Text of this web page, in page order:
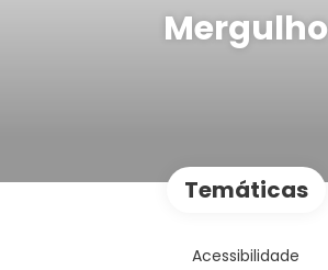
Mergulho
Temáticas
Acessibilidade